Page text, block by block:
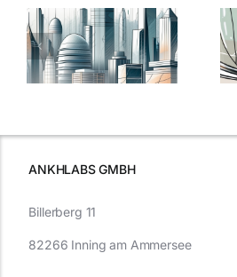
5 Gründe,
warum
Nanoversiegelung
auf Glas
ANKHLABS GMBH
Billerberg 11
82266 Inning am Ammersee